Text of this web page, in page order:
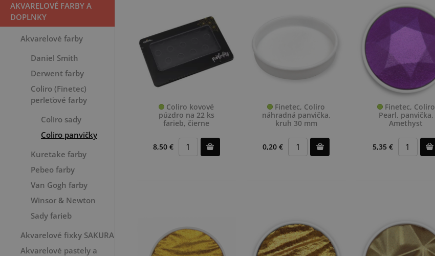
AKVARELOVÉ FARBY A
DOPLNKY
Akvarelové farby
Daniel Smith
Derwent farby
Coliro (Finetec)
perleťové farby
Coliro sady
Coliro panvičky
Kuretake farby
Pebeo farby
Van Gogh farby
Winsor & Newton
Sady farieb
Akvarelové fixky SAKURA
Akvarelové pastely a
Coliro kovové
púzdro na 22 ks
farieb, čierne
8,50 €
Finetec, Coliro
náhradná panvička,
kruh 30 mm
0,20 €
Finetec, Coliro
Pearl, panvička,
Amethyst
5,35 €